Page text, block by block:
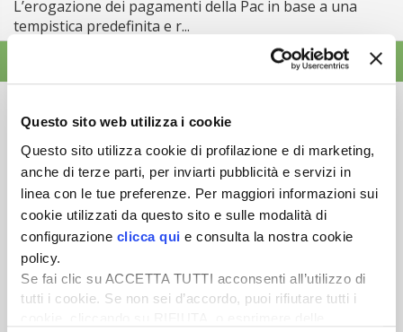
Questo sito web utilizza i cookie
Questo sito utilizza cookie di profilazione e di marketing,
anche di terze parti, per inviarti pubblicità e servizi in
linea con le tue preferenze. Per maggiori informazioni sui
cookie utilizzati da questo sito e sulle modalità di
configurazione clicca qui e consulta la nostra cookie
policy.
Se fai clic su ACCETTA TUTTI acconsenti all’utilizzo di
tutti i cookie. Se non sei d’accordo, puoi rifiutare tutti i
L’erogazione dei pagamenti della Pac in base a una
tempistica predefinita e r...
Newsletter
Scopri un servizio d'informazione di alta qualità. Tagliato sulle tue
esigenze.